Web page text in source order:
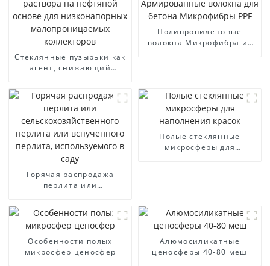
Стеклянные пузырьки как
агент, снижающий
основе для
низконапорных
малопроницаемых
коллекторов
Полипропиленовые
волокна Микрофибра из
Горячая распродажа
перлита или
перлита или вспученного
перлита, используемого в
саду
Полые стеклянные
микросферы для
Особенности полых
микросфер ценосфер
Алюмосиликатные
ценосферы 40-80 меш